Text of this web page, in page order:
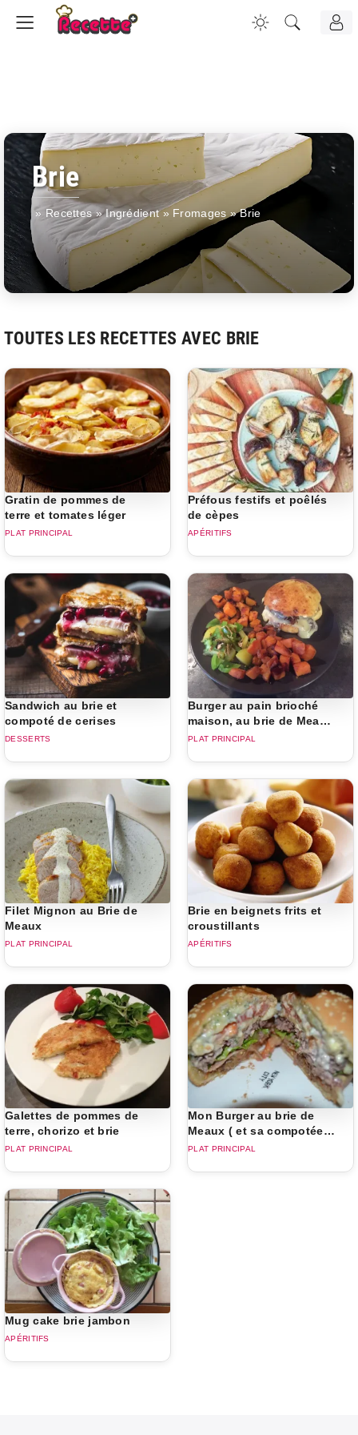
Brie
» Recettes»Ingrédient» Fromages »Brie
TOUTES LES RECETTES AVEC BRIE
Gratin de pommes de
terre et tomates léger
PLAT PRINCIPAL
Préfous festifs et poêlés
de cèpes
APÉRITIFS
Sandwich au brie et
compoté de cerises
DESSERTS
Burger au pain brioché
maison, au brie de Meaux,
et patates douces
PLAT PRINCIPAL
Filet Mignon au Brie de
Meaux
PLAT PRINCIPAL
Brie en beignets frits et
croustillants
APÉRITIFS
Galettes de pommes de
terre, chorizo et brie
PLAT PRINCIPAL
Mon Burger au brie de
Meaux ( et sa compotée
d'oignon parmesane )
PLAT PRINCIPAL
Mug cake brie jambon
APÉRITIFS